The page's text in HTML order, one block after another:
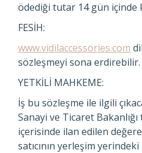
ödediği tutar 14 gün içinde
FESİH:
www.vidilaccessories.com
sözleşmeyi sona erdirebilir.
YETKİLİ MAHKEME:
İş bu sözleşme ile ilgili
Sanayi ve Ticaret Bakanlığı
içerisinde ilan edilen değere
satıcının yerleşim